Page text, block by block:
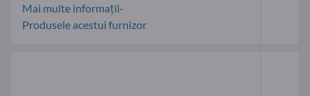
Mai multe informații-
Produsele acestui furnizor